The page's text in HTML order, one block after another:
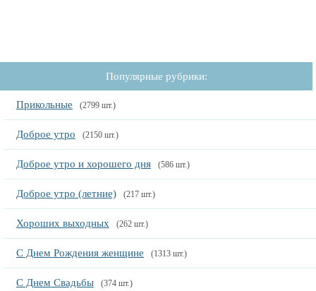
Популярные рубрики:
Прикольные (2799 шт.)
Доброе утро (2150 шт.)
Доброе утро и хорошего дня (586 шт.)
Доброе утро (летние) (217 шт.)
Хороших выходных (262 шт.)
С Днем Рождения женщине (1313 шт.)
С Днем Свадьбы (374 шт.)